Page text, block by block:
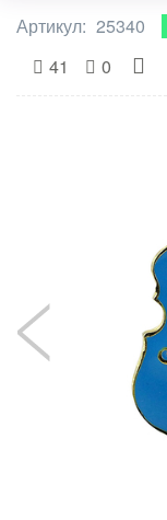
Артикул: 25340
41
0